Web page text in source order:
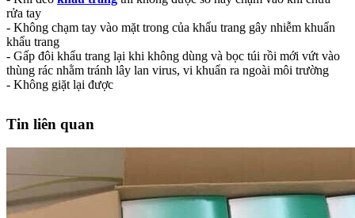
rửa tay
- Không chạm tay vào mặt trong của khẩu trang gây nhiễm khuẩn
khẩu trang
- Gấp đôi khẩu trang lại khi không dùng và bọc túi rồi mới vứt vào
thùng rác nhằm tránh lây lan virus, vi khuẩn ra ngoài môi trường
- Không giặt lại được
Tin liên quan